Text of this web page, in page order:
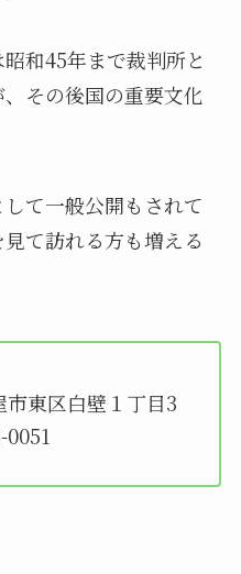
和45年まで裁判所と
その後国の重要文化
て一般公開もされて
て訪れる方も増える
東区白壁１丁目3
0051